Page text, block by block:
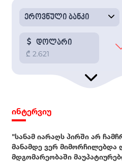
ინტერვიუ
"სანამ იარაღს პირში არ
მანამდე ვერ მიმორჩილებდა
მდგომარეობაში